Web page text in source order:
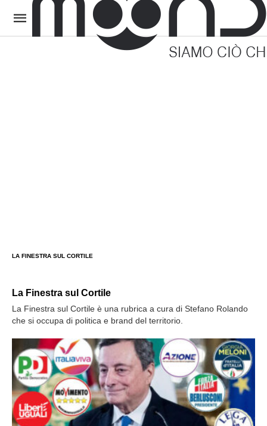
LA FINESTRA SUL CORTILE
La Finestra sul Cortile
La Finestra sul Cortile è una rubrica a cura di Stefano Rolando
che si occupa di politica e brand del territorio.